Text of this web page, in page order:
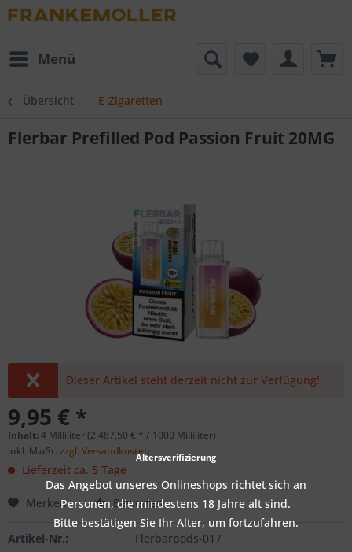
Menü
Übersicht E-Zigaretten
Flerbar Prefilled Pod Passion Fruit 20MG
Dieser Artikel steht derzeit nicht zur Verfügung!
9,95 € *
Inhalt:4 Milliliter (2.487,50 € * / 1000 Milliliter)
inkl. MwSt. zzgl. Versandkosten
Lieferzeit ca. 5 Tage
Merken Bewerten
Artikel-Nr.: Flerbarpods-017
Altersverifizierung
Das Angebot unseres Onlineshops richtet sich an
Personen, die mindestens 18 Jahre alt sind.
Bitte bestätigen Sie Ihr Alter, um fortzufahren.